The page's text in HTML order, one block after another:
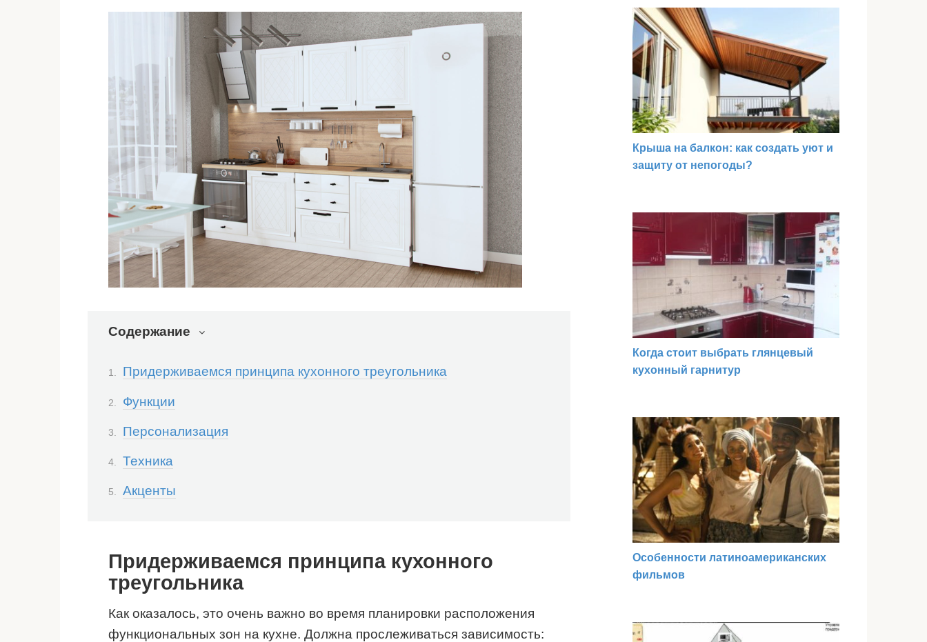
Содержание
Придерживаемся принципа кухонного треугольника
Функции
Персонализация
Техника
Акценты
Придерживаемся принципа кухонного
треугольника
Как оказалось, это очень важно во время планировки расположения
функциональных зон на кухне. Должна прослеживаться зависимость:
Крыша на балкон: как создать уют и
защиту от непогоды?
Когда стоит выбрать глянцевый
кухонный гарнитур
Особенности латиноамериканских
фильмов